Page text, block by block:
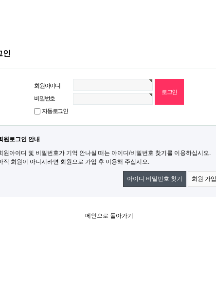
인
회원아이디
비밀번호
자동로그인
원로그인 안내
원아이디 및 비밀번호가 기억 안나실 때는 아이디/비밀번호 찾기를 이용하십시오.
직 회원이 아니시라면 회원으로 가입 후 이용해 주십시오.
아이디 비밀번호 찾기 회원 가입
메인으로 돌아가기